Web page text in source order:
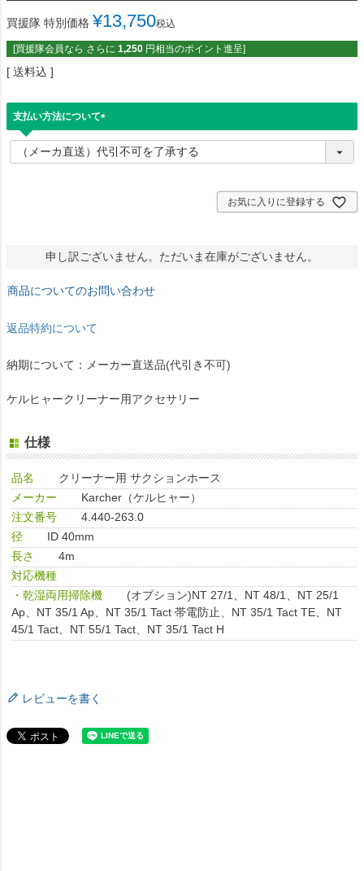
買援隊 特別価格 ¥13,750税込
[買援隊会員なら さらに 1,250 円相当のポイント進呈]
送料込
支払い方法について
必
須
お気に入りに登録する
申し訳ございません。ただいま在庫がございません。
商品についてのお問い合わせ
返品特約について
納期について：メーカー直送品(代引き不可)
ケルヒャークリーナー用アクセサリー
仕様
品名
クリーナー用 サクションホース
メーカー
Karcher（ケルヒャー）
注文番号
4.440-263.0
径
ID 40mm
長さ
4m
対応機種
・乾湿両用掃除機
(オプション)NT 27/1、NT 48/1、NT 25/1
Ap、NT 35/1 Ap、NT 35/1 Tact 帯電防止、NT 35/1 Tact TE、NT
45/1 Tact、NT 55/1 Tact、NT 35/1 Tact H
レビューを書く